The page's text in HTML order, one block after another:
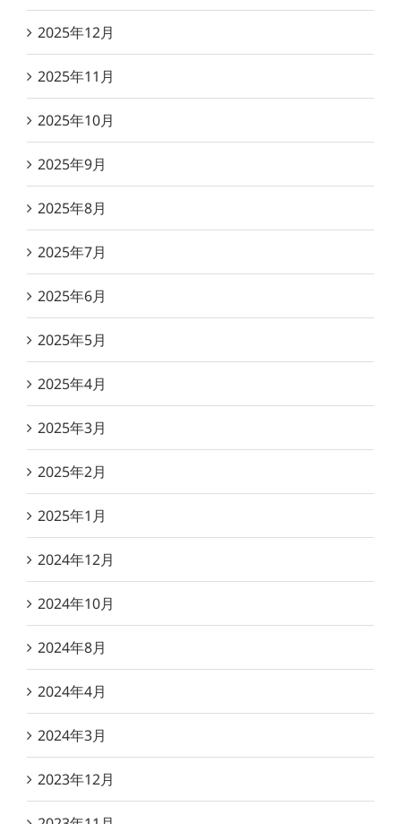
2025年12月
2025年11月
2025年10月
2025年9月
2025年8月
2025年7月
2025年6月
2025年5月
2025年4月
2025年3月
2025年2月
2025年1月
2024年12月
2024年10月
2024年8月
2024年4月
2024年3月
2023年12月